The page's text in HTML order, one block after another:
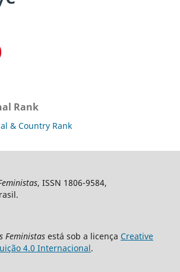
Rank
, ISSN 1806-9584,
Feministasestá sob a licença Creative
4.0 Internacional.